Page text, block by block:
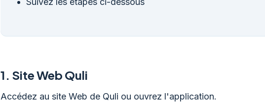
1. Site Web Quli
Accédez au site Web de Quli ou ouvrez l'application.